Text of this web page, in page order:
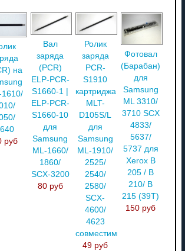
на
1610/
руб
Вал
заряда
(PCR)
ELP-PCR-
S1660-1 |
ELP-PCR-
S1660-10
для
Samsung
ML-1660/
1860/
SCX-3200
80 руб
Ролик
заряда
PCR-
S1910
картриджа
MLT-
D105S/L
для
Samsung
ML-1910/
2525/
2540/
2580/
SCX-
4600/
4623
совместимый
49 руб
Фотовал
(Барабан)
для
Samsung
ML 3310/
3710 SCX
4833/
5637/
5737 для
Xerox B
205 / B
210/ B
215 (39T)
150 руб